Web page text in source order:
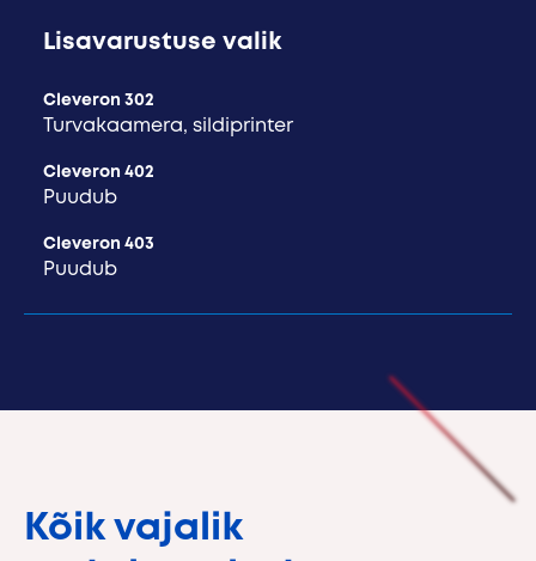
Lisavarustuse valik
Cleveron 302
Turvakaamera, sildiprinter
Cleveron 402
Puudub
Cleveron 403
Puudub
Kõik vajalik